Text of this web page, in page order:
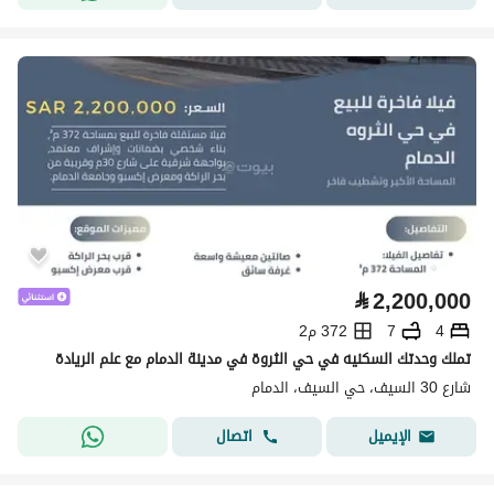
⃁2,200,000
4
7
372 م2
تملك وحدتك السكنيه في حي الثروة في مدينة الدمام مع علم الريادة
شارع 30 السيف، حي السيف، الدمام
الإيميل
اتصال